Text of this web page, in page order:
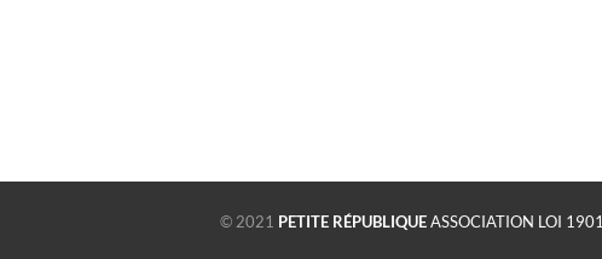
© 2021 PETITE RÉPUBLIQUEASSOCIATION LOI 1901